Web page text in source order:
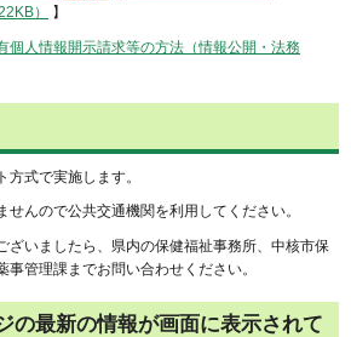
）
】
個人情報開示請求等の方法（情報公開・法務
式で実施します。
んので公共交通機関を利用してください。
ざいましたら、県内の保健福祉事務所、中核市保
管理課までお問い合わせください。
の最新の情報が画面に表示されて